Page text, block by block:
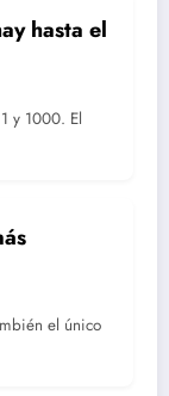
hasta el
y 1000. El
el único